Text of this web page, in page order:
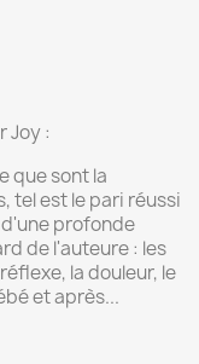
Joy :
que sont la
tel est le pari réussi
profonde
de l'auteure : les
la douleur, le
et après...